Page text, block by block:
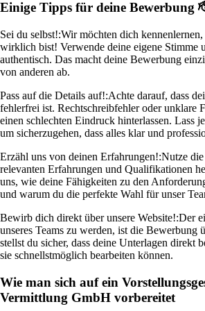
Einige Tipps für deine Bewerbung
Sei du selbst!:Wir möchten dich
wirklich bist! Verwende deine eigene Stimme
authentisch. Das macht deine Bewerbung
von anderen ab.
Pass auf die Details auf!:Achte darauf, dass
fehlerfrei ist. Rechtschreibfehler oder unklare
einen schlechten Eindruck hinterlassen. Lass
um sicherzugehen, dass alles klar und
Erzähl uns von deinen Erfahrungen!:Nutze
relevanten Erfahrungen und Qualifikationen
uns, wie deine Fähigkeiten zu den
und warum du die perfekte Wahl für unser
Bewirb dich direkt über unsere Website!:Der
unseres Teams zu werden, ist die Bewerbung
stellst du sicher, dass deine Unterlagen direkt
sie schnellstmöglich bearbeiten können.
Wie man sich auf ein
Vermittlung GmbH vorbereitet